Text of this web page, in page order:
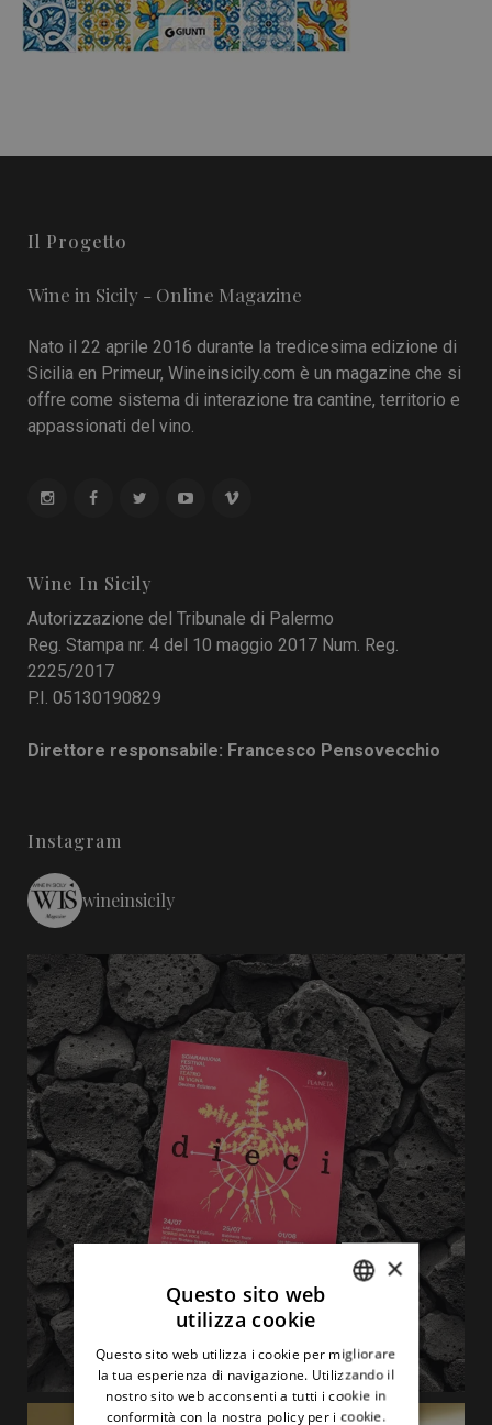
Il Progetto
Wine in Sicily - Online Magazine
Nato il 22 aprile 2016 durante la tredicesima edizione di
Sicilia en Primeur, Wineinsicily.com è un magazine che si
offre come sistema di interazione tra cantine, territorio e
appassionati del vino.
Wine In Sicily
Autorizzazione del Tribunale di Palermo
Reg. Stampa nr. 4 del 10 maggio 2017 Num. Reg.
2225/2017
P.I. 05130190829
Direttore responsabile: Francesco Pensovecchio
Instagram
wineinsicily
ENGLISH
×
Questo sito web
utilizza cookie
Questo sito web utilizza i cookie per migliorare
la tua esperienza di navigazione. Utilizzando il
nostro sito web acconsenti a tutti i cookie in
conformità con la nostra policy per i cookie.